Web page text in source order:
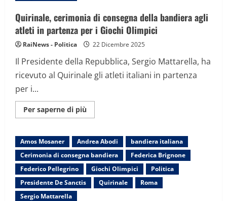
Giochi
Olimpici
Quirinale, cerimonia di consegna della bandiera agli
atleti in partenza per i Giochi Olimpici
RaiNews - Politica 22 Dicembre 2025
Il Presidente della Repubblica, Sergio Mattarella, ha
ricevuto al Quirinale gli atleti italiani in partenza
per i...
Per saperne di più
informazioni
cerimonia
di
consegna
della
bandiera
agli
atleti
in
Amos Mosaner Andrea Abodi
bandiera italiana
Cerimonia di consegna bandiera
Federica Brignone
Federico Pellegrino
Giochi Olimpici
Politica
Presidente De Sanctis
Quirinale
Roma
Sergio Mattarella